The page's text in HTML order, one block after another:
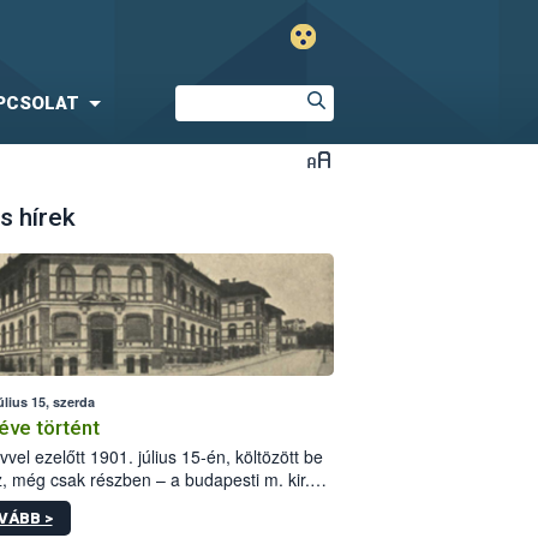
hírek
15, szerda
történt
ezelőtt 1901. július 15-én, költözött be
még csak részben – a budapesti m. kir.
állomás a Kis Rókus utca
alatti, Czigler Győző által tervezett új
>